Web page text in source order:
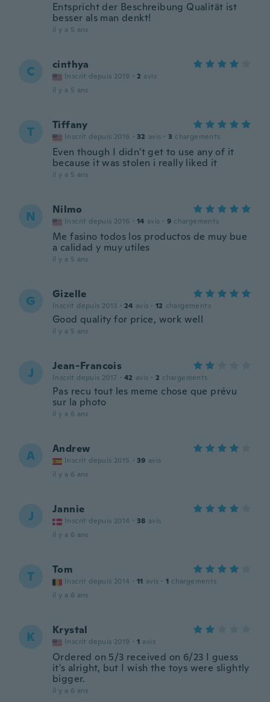
Entspricht der Beschreibung Qualität ist
besser als man denkt!
il y a 5 ans
C cinthya
Inscrit depuis 2019 · 2 avis
il y a 5 ans
T Tiffany
Inscrit depuis 2016 · 32 avis · 3 chargements
Even though I didn't get to use any of it
because it was stolen i really liked it
il y a 5 ans
N Nilmo
Inscrit depuis 2016 · 14 avis · 9 chargements
Me fasino todos los productos de muy bue
a calidad y muy utiles
il y a 5 ans
G Gizelle
Inscrit depuis 2013 · 24 avis · 12 chargements
Good quality for price, work well
il y a 5 ans
J Jean-Francois
Inscrit depuis 2017 · 42 avis · 2 chargements
Pas recu tout les meme chose que prévu
sur la photo
il y a 6 ans
A Andrew
Inscrit depuis 2015 · 39 avis
il y a 6 ans
J Jannie
Inscrit depuis 2014 · 38 avis
il y a 6 ans
T Tom
Inscrit depuis 2014 · 11 avis · 1 chargements
il y a 6 ans
K Krystal
Inscrit depuis 2019 · 1 avis
Ordered on 5/3 received on 6/23 I guess
it's alright, but I wish the toys were slightly
bigger.
il y a 6 ans